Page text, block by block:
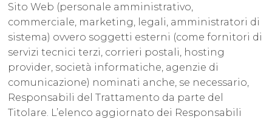
Sito Web (personale amministrativo,
commerciale, marketing, legali, amministratori di
sistema) ovvero soggetti esterni (come fornitori di
servizi tecnici terzi, corrieri postali, hosting
provider, società informatiche, agenzie di
comunicazione) nominati anche, se necessario,
Responsabili del Trattamento da parte del
Titolare. L’elenco aggiornato dei Responsabili